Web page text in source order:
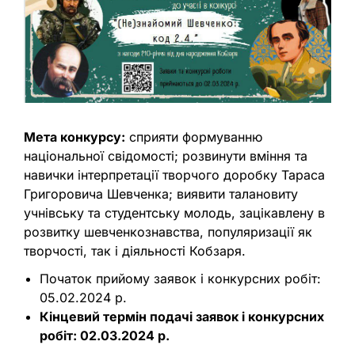
Мета конкурсу: сприяти формуванню
національної свідомості; розвинути вміння та
навички інтерпретації творчого доробку Тараса
Григоровича Шевченка; виявити талановиту
учнівську та студентську молодь, зацікавлену в
розвитку шевченкознавства, популяризації як
творчості, так і діяльності Кобзаря.
Початок прийому заявок і конкурсних робіт:
05.02.2024 р.
Кінцевий термін подачі заявок і конкурсних
робіт: 02.03.2024 р.